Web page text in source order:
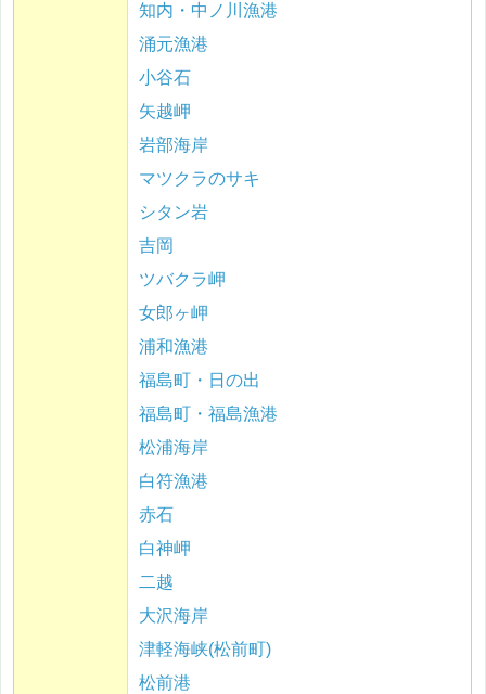
知内・中ノ川漁港
涌元漁港
小谷石
矢越岬
岩部海岸
マツクラのサキ
シタン岩
吉岡
ツバクラ岬
女郎ヶ岬
浦和漁港
福島町・日の出
福島町・福島漁港
松浦海岸
白符漁港
赤石
白神岬
二越
大沢海岸
津軽海峡(松前町)
松前港